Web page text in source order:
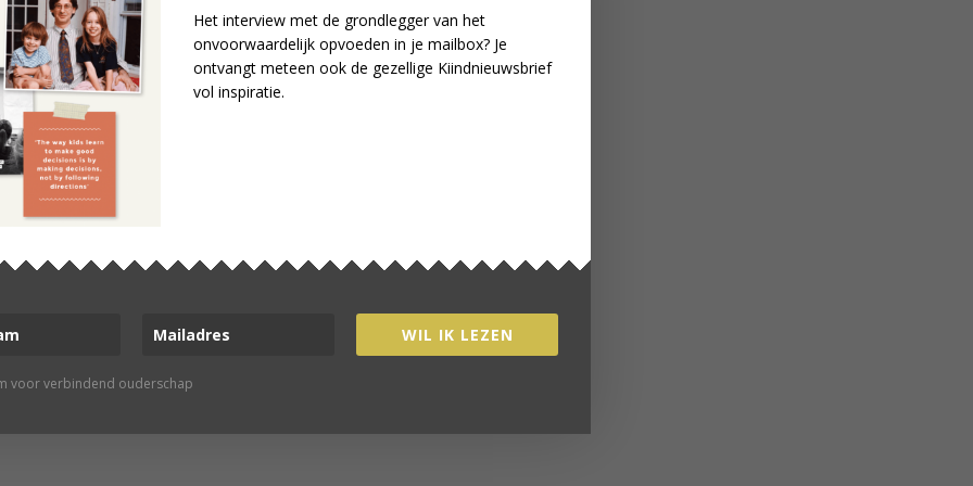
Doucleff
Kohn
WORD LID
community verbind je met
ONZE COMMUNITY
Het interview met de grondlegger van het
onvoorwaardelijk opvoeden in je mailbox? Je
ontvangt meteen ook de gezellige Kiindnieuwsbrief
vol inspiratie.
WIL IK LEZEN
voor verbindend ouderschap